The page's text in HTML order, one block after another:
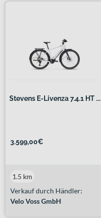
Stevens E-Livenza 7.4.1 HT ...
3.599,00€
Verkauf durch Händler:
Velo Voss GmbH
1.5 km